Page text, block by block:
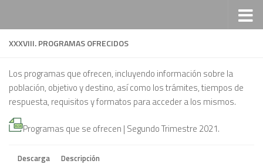
XXXVIII. PROGRAMAS OFRECIDOS
Los programas que ofrecen, incluyendo información sobre la
población, objetivo y destino, así como los trámites, tiempos de
respuesta, requisitos y formatos para acceder a los mismos.
Programas que se ofrecen | Segundo Trimestre 2021.
Descarga Descripción